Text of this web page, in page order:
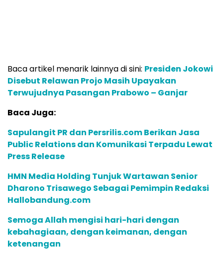
Baca artikel menarik lainnya di sini: Presiden Jokowi
Disebut Relawan Projo Masih Upayakan
Terwujudnya Pasangan Prabowo – Ganjar
Baca Juga:
Sapulangit PR dan Persrilis.com Berikan Jasa
Public Relations dan Komunikasi Terpadu Lewat
Press Release
HMN Media Holding Tunjuk Wartawan Senior
Dharono Trisawego Sebagai Pemimpin Redaksi
Hallobandung.com
Semoga Allah mengisi hari-hari dengan
kebahagiaan, dengan keimanan, dengan
ketenangan